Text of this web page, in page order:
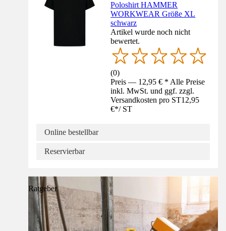
Poloshirt HAMMER
WORKWEAR Größe XL
schwarz
Artikel wurde noch nicht
bewertet.
(0)
Preis — 12,95 € * Alle Preise
inkl. MwSt. und ggf. zzgl.
Versandkosten pro ST12,95
€*/ ST
Online bestellbar
Reservierbar
Ratgeber